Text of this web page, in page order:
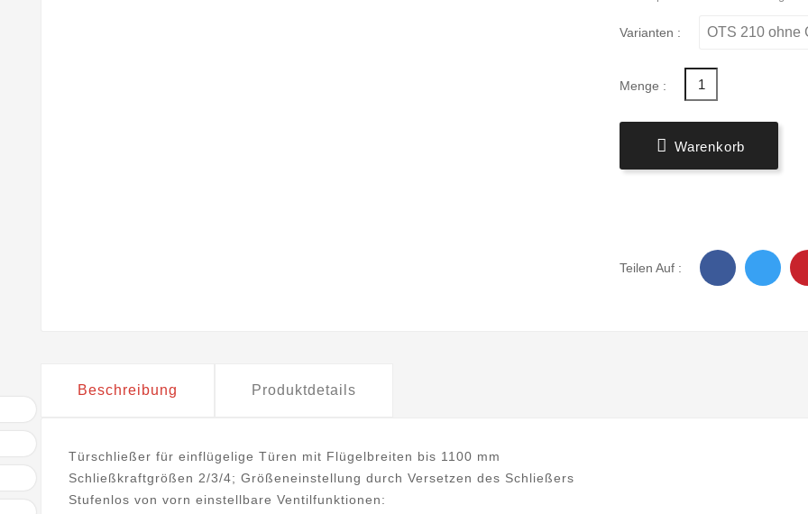
Varianten :
Menge :
 Warenkorb
Teilen Auf :
Beschreibung Produktdetails
Türschließer für einflügelige Türen mit Flügelbreiten bis 1100 mm
Schließkraftgrößen 2/3/4; Größeneinstellung durch Versetzen des Schließers
Stufenlos von vorn einstellbare Ventilfunktionen: